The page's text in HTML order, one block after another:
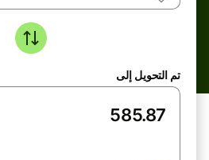
تم التحويل إلى